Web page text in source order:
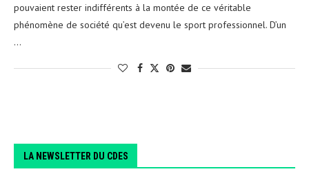
pouvaient rester indifférents à la montée de ce véritable
phénomène de société qu’est devenu le sport professionnel. D’un
…
LA NEWSLETTER DU CDES